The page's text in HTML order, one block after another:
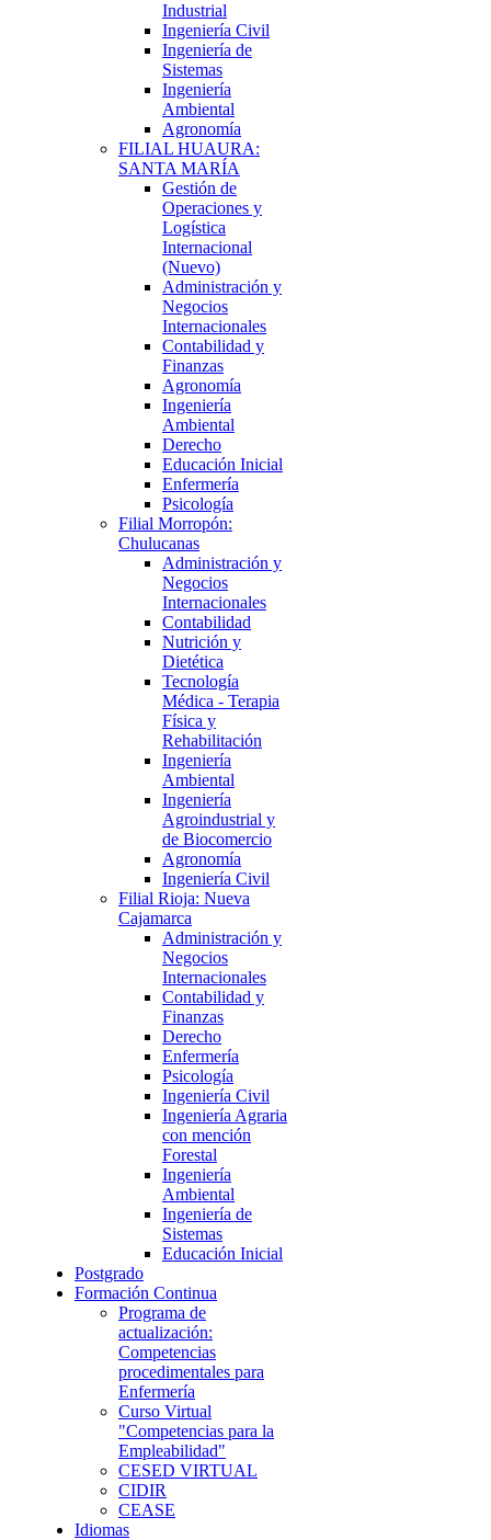
Industrial
Ingeniería Civil
Ingeniería de
Sistemas
Ingeniería
Ambiental
Agronomía
FILIAL HUAURA:
SANTA MARÍA
Gestión de
Operaciones y
Logística
Internacional
(Nuevo)
Administración y
Negocios
Internacionales
Contabilidad y
Finanzas
Agronomía
Ingeniería
Ambiental
Derecho
Educación Inicial
Enfermería
Psicología
Filial Morropón:
Chulucanas
Administración y
Negocios
Internacionales
Contabilidad
Nutrición y
Dietética
Tecnología
Médica - Terapia
Física y
Rehabilitación
Ingeniería
Ambiental
Ingeniería
Agroindustrial y
de Biocomercio
Agronomía
Ingeniería Civil
Filial Rioja: Nueva
Cajamarca
Administración y
Negocios
Internacionales
Contabilidad y
Finanzas
Derecho
Enfermería
Psicología
Ingeniería Civil
Ingeniería Agraria
con mención
Forestal
Ingeniería
Ambiental
Ingeniería de
Sistemas
Educación Inicial
Postgrado
Formación Continua
Programa de
actualización:
Competencias
procedimentales para
Enfermería
Curso Virtual
"Competencias para la
Empleabilidad"
CESED VIRTUAL
CIDIR
CEASE
Idiomas